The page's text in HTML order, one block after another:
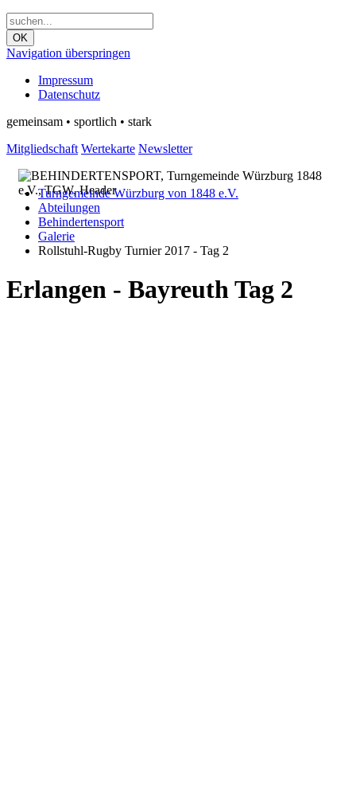
OK
Navigation überspringen
Impressum
Datenschutz
gemeinsam • sportlich • stark
Mitgliedschaft Wertekarte Newsletter
Turngemeinde Würzburg von 1848 e.V.
Abteilungen
Behindertensport
Galerie
Rollstuhl-Rugby Turnier 2017 - Tag 2
Erlangen - Bayreuth Tag 2